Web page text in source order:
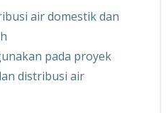
air domestik dan
pada proyek
distribusi air